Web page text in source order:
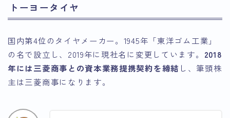
トーヨータイヤ
国内第4位のタイヤメーカー。1945年「東洋ゴム工業」
の名で設立し、2019年に現社名に変更しています。 2018
年には三菱商事との資本業務提携契約を締結 し、筆頭株
主は三菱商事になります。